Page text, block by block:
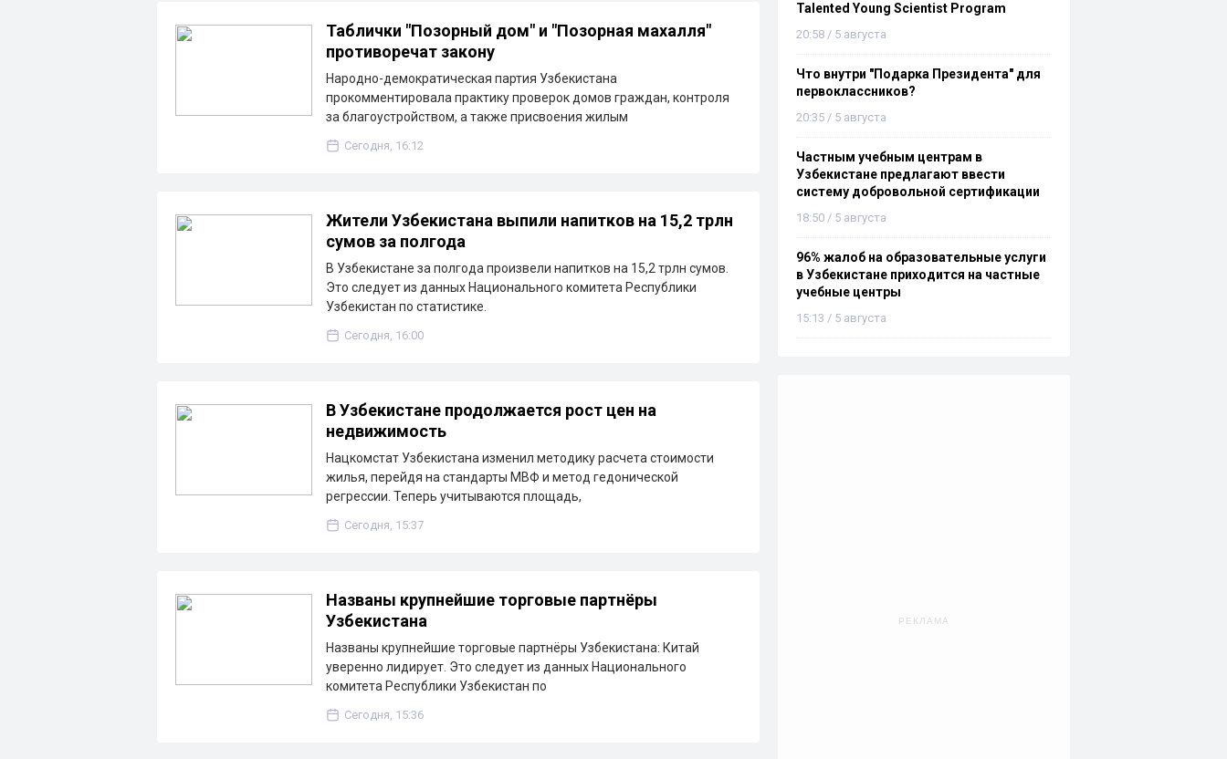
Таблички "Позорный дом" и "Позорная махалля"
противоречат закону
Народно-демократическая партия Узбекистана
прокомментировала практику проверок домов граждан, контроля
за благоустройством, а также присвоения жилым
Сегодня, 16:12
Жители Узбекистана выпили напитков на 15,2 трлн
сумов за полгода
В Узбекистане за полгода произвели напитков на 15,2 трлн сумов.
Это следует из данных Национального комитета Республики
Узбекистан по статистике.
Сегодня, 16:00
В Узбекистане продолжается рост цен на
недвижимость
Нацкомстат Узбекистана изменил методику расчета стоимости
жилья, перейдя на стандарты МВФ и метод гедонической
регрессии. Теперь учитываются площадь,
Сегодня, 15:37
Названы крупнейшие торговые партнёры
Узбекистана
Названы крупнейшие торговые партнёры Узбекистана: Китай
уверенно лидирует. Это следует из данных Национального
комитета Республики Узбекистан по
Сегодня, 15:36
Talented Young Scientist Program
20:58 / 5 августа
Что внутри "Подарка Президента" для
первоклассников?
20:35 / 5 августа
Частным учебным центрам в
Узбекистане предлагают ввести
систему добровольной сертификации
18:50 / 5 августа
96% жалоб на образовательные услуги
в Узбекистане приходится на частные
учебные центры
15:13 / 5 августа